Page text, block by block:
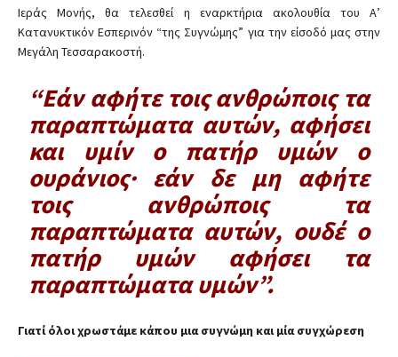
Ιεράς Μονής, θα τελεσθεί η εναρκτήρια ακολουθία του Α’
Κατανυκτικόν Εσπερινόν “της Συγνώμης” για την είσοδό μας στην
Μεγάλη Τεσσαρακοστή.
“Εάν αφήτε τοις ανθρώποις τα
παραπτώματα αυτών, αφήσει
και υμίν ο πατήρ υμών ο
ουράνιος· εάν δε μη αφήτε
τοις ανθρώποις τα
παραπτώματα αυτών, ουδέ ο
πατήρ υμών αφήσει τα
παραπτώματα υμών”.
Γιατί όλοι χρωστάμε κάπου μια συγνώμη και μία συγχώρεση